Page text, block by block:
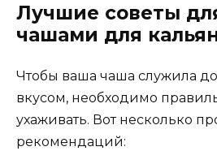
Лучшие советы
чашами для
Чтобы ваша чаша служила
вкусом, необходимо
ухаживать. Вот несколько
рекомендаций: